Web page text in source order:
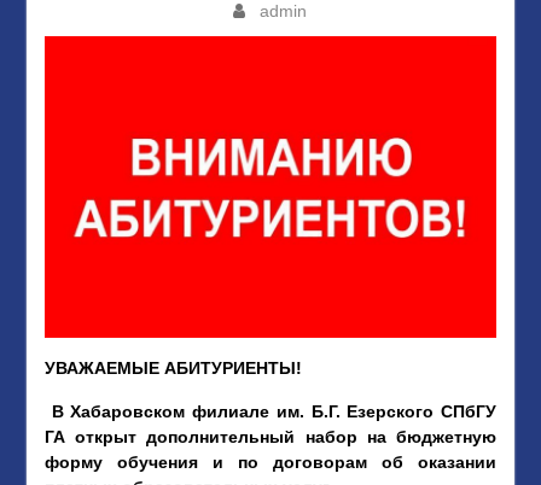
admin
УВАЖАЕМЫЕ АБИТУРИЕНТЫ!
В Хабаровском филиале им. Б.Г. Езерского СПбГУ
ГА открыт дополнительный набор на бюджетную
форму обучения и по договорам об оказании